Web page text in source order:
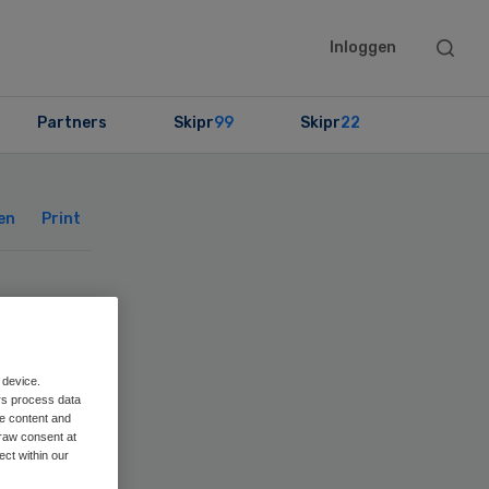
Inloggen
Search
Partners Skipr99 Skipr22
Print
process data
content and
consent at
within our